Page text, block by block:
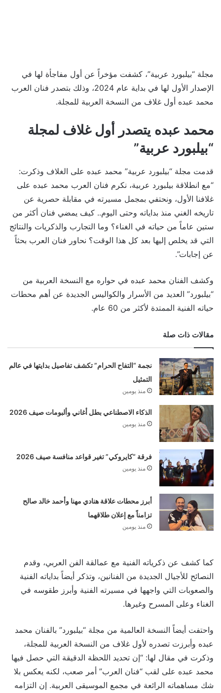
مجلة “بيلبورد عربية”، كشفت مؤخراً عن أول مفاجأة لها في
الإصدار الأول لها في بداية عام 2024، وذلك بتصدر فنان العرب
محمد عبده أول غلاف من النسخة العربية للمجلة.
محمد عبده يتصدر أول غلاف لمجلة
“بيلبورد عربية”
قدمت مجلة “بيلبورد عربية” محمد عبده على الغلاف وذكرت:
“مع انطلاقة بيلبورد عربية، نكرم فنان العرب محمد عبده على
غلافنا الأول، ونحتفي بمجمل مسيرته في مقابلة حصرية عن
تاريخه الغني منذ بداياته وحتى اليوم.. كيف يمضي فنان أكثر من
ستين عاماً من حياته في الغناء؟ وما التجارب والذكريات والنتائج
التي قد يخلص إليها بعد كل هذا الوقت؟ نحاور فنان العرب بحثاً
عن إجابات”.
وكشف الفنان محمد عبده في حواره مع النسخة العربية من
“بيلبورد” العديد من الأسرار والكواليس الجديدة عن أهم محطات
حياته الفنية الممتدة لأكثر من 60 عام.
مقالات ذات صلة
نجمة “التفاح الحرام” تكشف تفاصيل بدايتها في عالم
التمثيل
منذ يومين
الذكاء الاصطناعي بطل أغاني وألبومات صيف 2026
منذ يومين
فرقة “كايروكي” تغير قواعد منافسة صيف 2026
منذ يومين
أبرز محطات علاقة هنادي مهنا وأحمد خالد صالح
تزامناً مع إعلان طلاقهما
منذ يومين
كما كشف عن ذكرياته الفنية مع عمالقة الفن العربي، وقدم
النصائح للأجيال الجديدة من الفنانين، وتذكر أيضاً بداياته الفنية
والصعوبات التي واجهها في مسيرته الفنية وأبرز طقوسه في
الغناء وعلى المسرح وغيرها.
واحتفت أيضاً النسخة العالمية من مجلة “بيلبورد” بالفنان محمد
عبده وأبرزت تصدره لأول غلاف من النسخة العربية للمجلة،
وذكرت في مقال لها: “إن تحديد اللحظة الدقيقة التي حصل فيها
محمد عبده على لقب “فنان العرب” أمر صعب، لكنه يعكس بلا
شك مساهماته الرائعة في مجمع الموسيقى العربية. إن التزامه